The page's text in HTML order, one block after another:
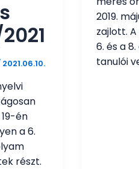
2021.06.10.
19-én
a 6.
részt.
2019.
zajlott.
6. és a
tanulói